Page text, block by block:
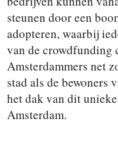
steunen door een
adopteren, waarbij
van de crowdfunding
Amsterdammers net
stad als de bewoners
het dak van dit
Amsterdam.